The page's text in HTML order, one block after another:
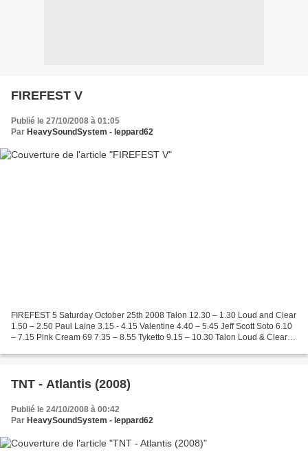
FIREFEST V
Publié le 27/10/2008 à 01:05
Par HeavySoundSystem - leppard62
FIREFEST 5 Saturday October 25th 2008 Talon 12.30 – 1.30 Loud and Clear
1.50 – 2.50 Paul Laine 3.15 - 4.15 Valentine 4.40 – 5.45 Jeff Scott Soto 6.10
– 7.15 Pink Cream 69 7.35 – 8.55 Tyketto 9.15 – 10.30 Talon Loud & Clear
TNT - Atlantis (2008)
Publié le 24/10/2008 à 00:42
Par HeavySoundSystem - leppard62